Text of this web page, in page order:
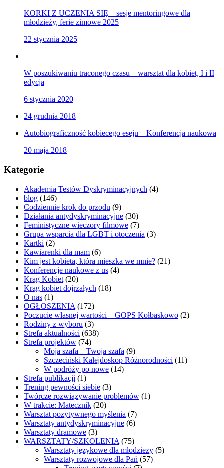
KORKI Z UCZENIA SIĘ – sesje mentoringowe dla
młodzieży, ferie zimowe 2025
22 stycznia 2025
W poszukiwaniu traconego czasu – warsztat dla kobiet, I i II
edycja
6 stycznia 2020
24 grudnia 2018
Autobiograficzność kobiecego eseju – Konferencja naukowa
20 maja 2018
Kategorie
Akademia Testów Dyskryminacyjnych (4)
blog (146)
Codziennie krok do przodu (9)
Działania antydyskryminacyjne (30)
Feministyczne wieczory filmowe (7)
Grupa wsparcia dla LGBT i otoczenia (3)
Kartki (2)
Kawiarenki dla mam (6)
Kim jest kobieta, która mieszka we mnie? (21)
Konferencje naukowe z us (4)
Krąg Kobiet (20)
Krąg kobiet dojrzałych (18)
O nas (1)
OGŁOSZENIA (172)
Poczucie własnej wartości – GOPS Kołbaskowo (2)
Rodziny z wyboru (3)
Strefa aktualności (638)
Strefa projektów (74)
Moja szafa – Twoja szafa (9)
Szczeciński Kalejdoskop Różnorodności (11)
W podróży po nowe (14)
Strefa publikacji (1)
Trening pewności siebie (3)
Twórcze rozwiązywanie problemów (1)
W trakcie: Matecznik (20)
Warsztat pozytywnego myślenia (7)
Warsztaty antydyskryminacyjne (6)
Warsztaty dramowe (3)
WARSZTATY/SZKOLENIA (75)
Warsztaty językowe dla młodziezy (5)
Warsztaty rozwojowe dla Pań (57)